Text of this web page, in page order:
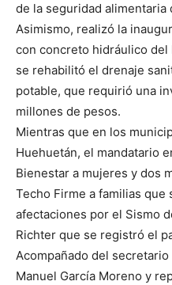
de la seguridad alimentaria
Asimismo, realizó la
con concreto hidráulico del
se rehabilitó el drenaje
potable, que requirió una
millones de pesos.
Mientras que en los
Huehuetán, el mandatario
Bienestar a mujeres y dos
Techo Firme a familias
afectaciones por el Sismo
Richter que se registró el
Acompañado del
Manuel García Moreno y